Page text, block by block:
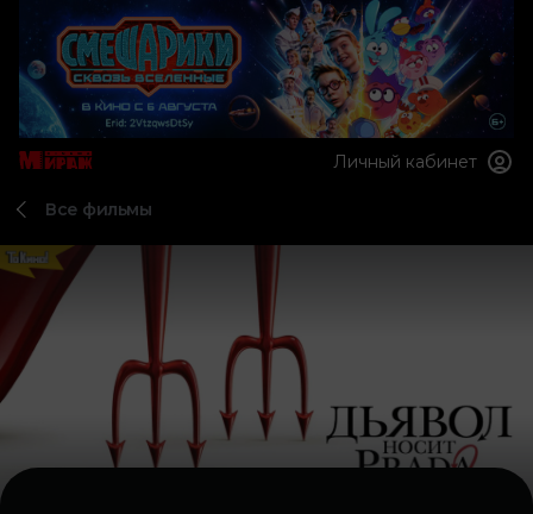
Личный кабинет
Все фильмы